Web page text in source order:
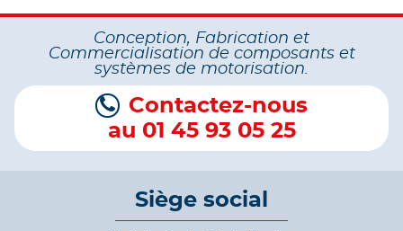
Conception, Fabrication et
Commercialisation de composants et
systèmes de motorisation.
Contactez-nous
au 01 45 93 05 25
Siège social